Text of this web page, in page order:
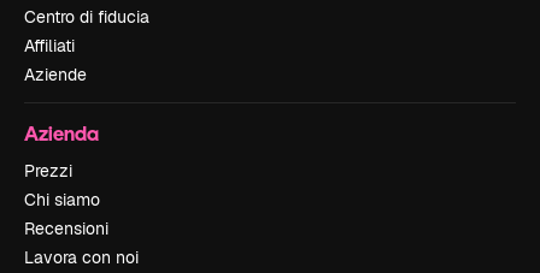
Centro di fiducia
Affiliati
Aziende
Azienda
Prezzi
Chi siamo
Recensioni
Lavora con noi